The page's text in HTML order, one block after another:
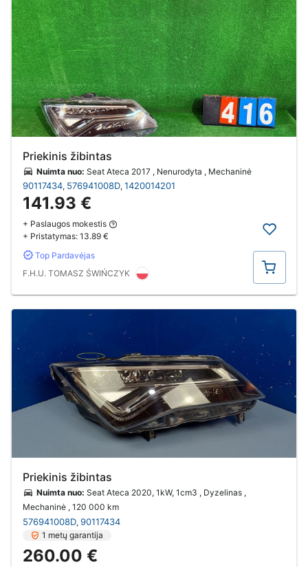
Priekinis žibintas
Nuimta nuo: Seat Ateca 2017 , Nenurodyta , Mechaninė
90117434, 576941008D, 1420014201
141.93 €
+ Paslaugos mokestis
+ Pristatymas: 13.89 €
Top Pardavėjas
F.H.U. TOMASZ ŚWIŃCZYK
Pirkti
Priekinis žibintas
Nuimta nuo: Seat Ateca 2020, 1kW, 1cm3 , Dyzelinas ,
Mechaninė , 120 000 km
576941008D, 90117434
1 metų garantija
260.00 €